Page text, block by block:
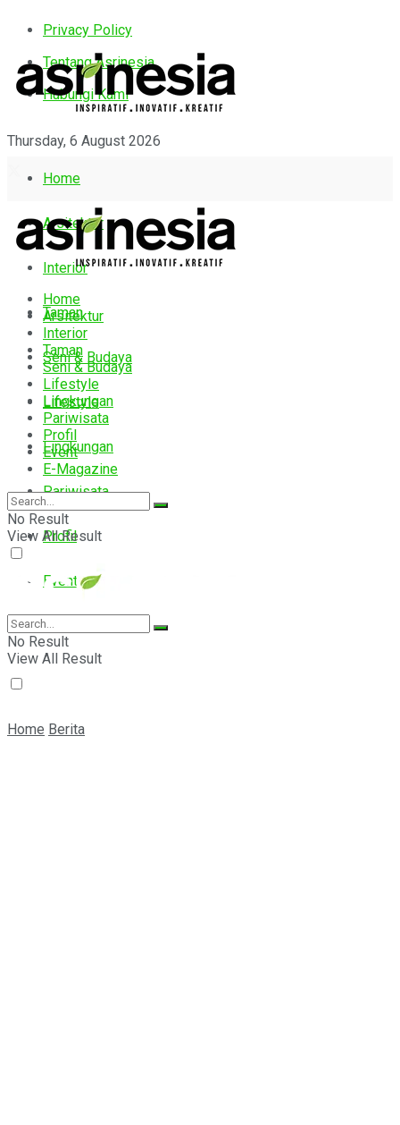
Privacy Policy
Tentang Asrinesia
Hubungi Kami
Thursday, 6 August 2026
Home
Arsitektur
Interior
Taman
Seni & Budaya
Lifestyle
Lingkungan
Pariwisata
Profil
Event
E-Magazine
Home
Arsitektur
Interior
Taman
Seni & Budaya
Lifestyle
Lingkungan
Pariwisata
Profil
Event
E-Magazine
No Result
View All Result
No Result
View All Result
Home Berita